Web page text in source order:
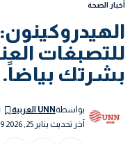
أخبار الصحة
للتصبغات
بشرتك بياضاً.
آخر تحديث يناير 25, 2026 12:59 ص
بواسطةUNN العربية